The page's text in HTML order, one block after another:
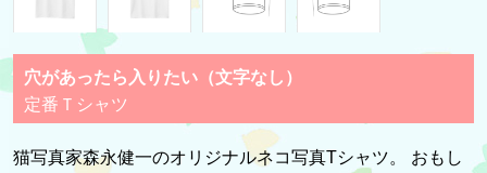
穴があったら入りたい（文字なし）
定番Ｔシャツ
猫写真家森永健一のオリジナルネコ写真Tシャツ。 おもし